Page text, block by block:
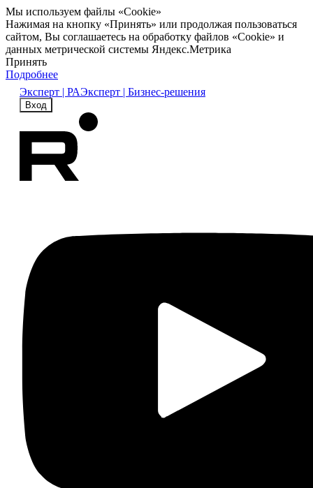
Мы используем файлы «Cookie»
Нажимая на кнопку «Принять» или продолжая пользоваться
сайтом, Вы соглашаетесь на обработку файлов «Cookie» и
данных метрической системы Яндекс.Метрика
Принять
Подробнее
Эксперт | РАЭксперт | Бизнес-решения
Вход